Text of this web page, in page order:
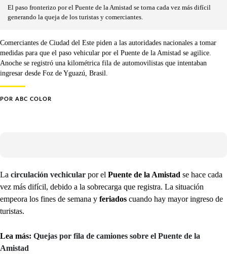
El paso fronterizo por el Puente de la Amistad se torna cada vez más difícil
generando la queja de los turistas y comerciantes.
Comerciantes de Ciudad del Este piden a las autoridades nacionales a tomar
medidas para que el paso vehicular por el Puente de la Amistad se agilice.
Anoche se registró una kilométrica fila de automovilistas que intentaban
ingresar desde Foz de Yguazú, Brasil.
POR ABC COLOR
La circulación vechicular por el Puente de la Amistad se hace cada
vez más difícil, debido a la sobrecarga que registra. La situación
empeora los fines de semana y feriados cuando hay mayor ingreso de
turistas.
Lea más: Quejas por fila de camiones sobre el Puente de la
Amistad